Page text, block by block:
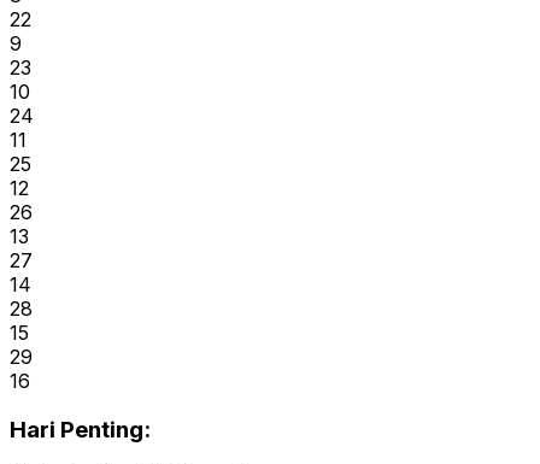
22
9
23
10
24
11
25
12
26
13
27
14
28
15
29
16
Hari Penting: